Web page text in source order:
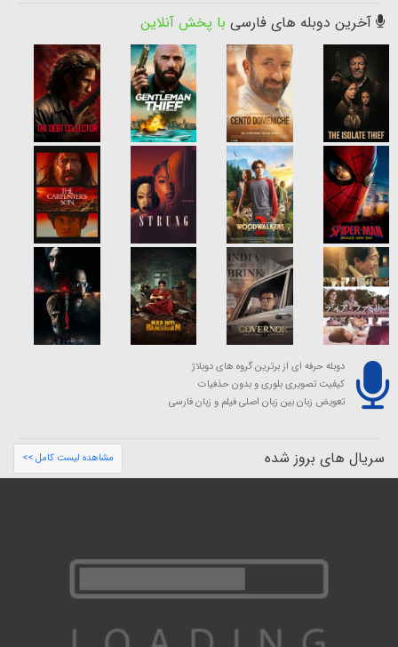
آخرین دوبله های فارسی با پخش آنلاین
دوبله حرفه ای از برترین گروه های دوبلاژ
کیفیت تصویری بلوری و بدون حذفیات
تعویض زبان بین زبان اصلی فیلم و زبان فارسی
سریال های بروز شده مشاهده لیست کامل >>